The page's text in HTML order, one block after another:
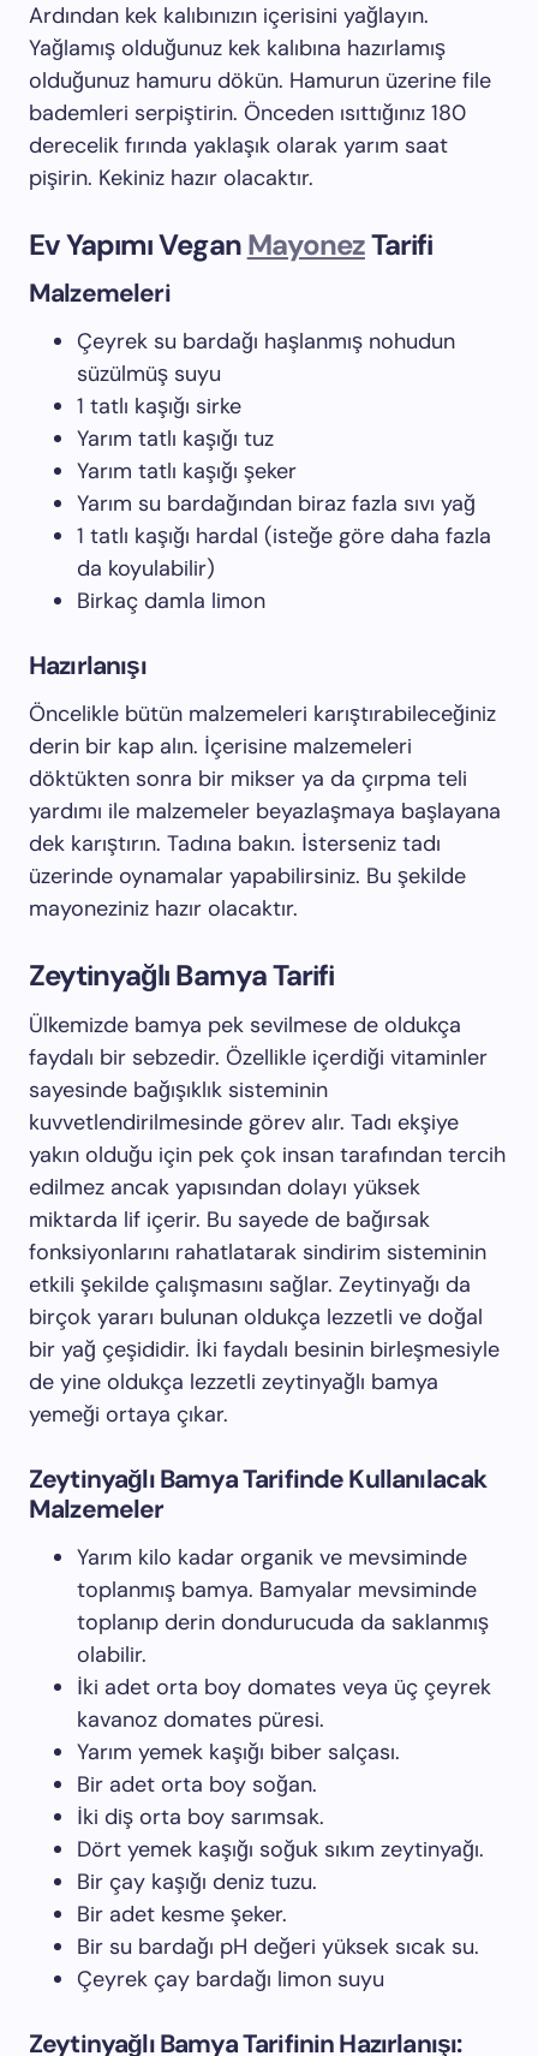
Ardından kek kalıbınızın içerisini yağlayın.
Yağlamış olduğunuz kek kalıbına hazırlamış
olduğunuz hamuru dökün. Hamurun üzerine file
bademleri serpiştirin. Önceden ısıttığınız 180
derecelik fırında yaklaşık olarak yarım saat
pişirin. Kekiniz hazır olacaktır.
Ev Yapımı VeganMayonezTarifi
Malzemeleri
Çeyrek su bardağı haşlanmış nohudun
süzülmüş suyu
1 tatlı kaşığı sirke
Yarım tatlı kaşığı tuz
Yarım tatlı kaşığı şeker
Yarım su bardağından biraz fazla sıvı yağ
1 tatlı kaşığı hardal (isteğe göre daha fazla
da koyulabilir)
Birkaç damla limon
Hazırlanışı
Öncelikle bütün malzemeleri karıştırabileceğiniz
derin bir kap alın. İçerisine malzemeleri
döktükten sonra bir mikser ya da çırpma teli
yardımı ile malzemeler beyazlaşmaya başlayana
dek karıştırın. Tadına bakın. İsterseniz tadı
üzerinde oynamalar yapabilirsiniz. Bu şekilde
mayoneziniz hazır olacaktır.
Zeytinyağlı Bamya Tarifi
Ülkemizde bamya pek sevilmese de oldukça
faydalı bir sebzedir. Özellikle içerdiği vitaminler
sayesinde bağışıklık sisteminin
kuvvetlendirilmesinde görev alır. Tadı ekşiye
yakın olduğu için pek çok insan tarafından tercih
edilmez ancak yapısından dolayı yüksek
miktarda lif içerir. Bu sayede de bağırsak
fonksiyonlarını rahatlatarak sindirim sisteminin
etkili şekilde çalışmasını sağlar. Zeytinyağı da
birçok yararı bulunan oldukça lezzetli ve doğal
bir yağ çeşididir. İki faydalı besinin birleşmesiyle
de yine oldukça lezzetli zeytinyağlı bamya
yemeği ortaya çıkar.
Zeytinyağlı Bamya Tarifinde Kullanılacak
Malzemeler
Yarım kilo kadar organik ve mevsiminde
toplanmış bamya. Bamyalar mevsiminde
toplanıp derin dondurucuda da saklanmış
olabilir.
İki adet orta boy domates veya üç çeyrek
kavanoz domates püresi.
Yarım yemek kaşığı biber salçası.
Bir adet orta boy soğan.
İki diş orta boy sarımsak.
Dört yemek kaşığı soğuk sıkım zeytinyağı.
Bir çay kaşığı deniz tuzu.
Bir adet kesme şeker.
Bir su bardağı pH değeri yüksek sıcak su.
Çeyrek çay bardağı limon suyu
Zeytinyağlı Bamya Tarifinin Hazırlanışı: